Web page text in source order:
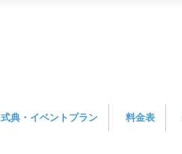
式典・イベントプラン 料金表